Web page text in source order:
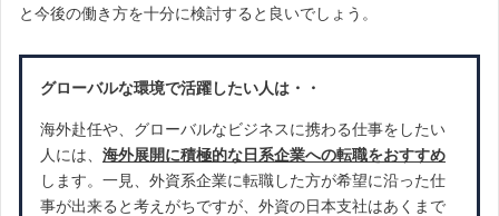
と今後の働き方を十分に検討すると良いでしょう。
グローバルな環境で活躍したい人は・・
海外赴任や、グローバルなビジネスに携わる仕事をしたい
人には、 海外展開に積極的な日系企業への転職をおすすめ
します。一見、外資系企業に転職した方が希望に沿った仕
事が出来ると考えがちですが、外資の日本支社はあくまで